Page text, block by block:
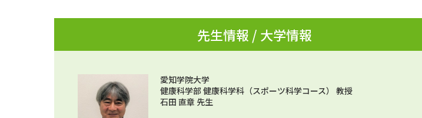
先生情報 / 大学情報
愛知学院大学
健康科学部 健康科学科（スポーツ科学コース） 教授
石田 直章 先生